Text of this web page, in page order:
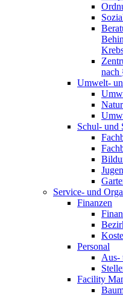
nach
Umwelt-
Schul- und
Service- und
Finanzen
Personal
Aus-
Facility